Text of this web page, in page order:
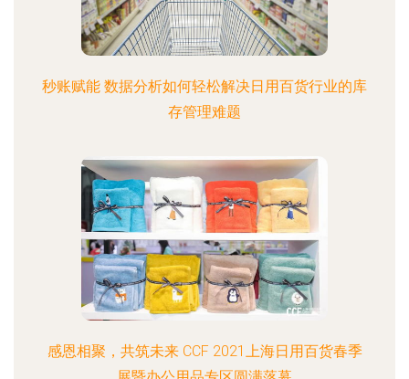
秒账赋能 数据分析如何轻松解决日用百货行业的库
存管理难题
感恩相聚，共筑未来 CCF 2021上海日用百货春季